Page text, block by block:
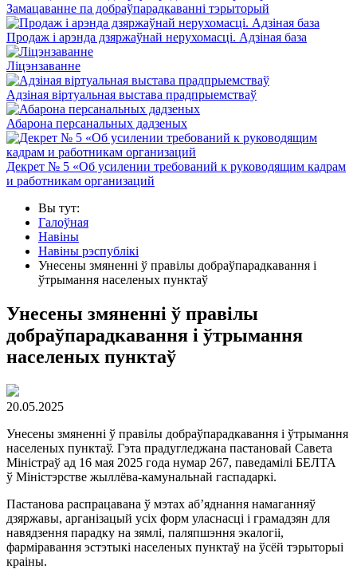
Замацаванне па добраўпарадкаванні тэрыторый
Продаж і арэнда дзяржаўнай нерухомасці. Адзіная база
Ліцэнзаванне
Адзіная віртуальная выстава прадпрыемстваў
Абарона персанальных дадзеных
Декрет № 5 «Об усилении требований к руководящим кадрам
и работникам организаций
Вы тут:
Галоўная
Навіны
Навіны рэспублікі
Унесены змяненні ў правілы добраўпарадкавання і
ўтрымання населеных пунктаў
Унесены змяненні ў правілы
добраўпарадкавання і ўтрымання
населеных пунктаў
20.05.2025
Унесены змяненні ў правілы добраўпарадкавання і ўтрымання
населеных пунктаў. Гэта прадугледжана пастановай Савета
Міністраў ад 16 мая 2025 года нумар 267, паведамілі БЕЛТА
ў Міністэрстве жыллёва-камунальнай гаспадаркі.
Пастанова распрацавана ў мэтах аб’яднання намаганняў
дзяржавы, арганізацый усіх форм уласнасці і грамадзян для
навядзення парадку на зямлі, паляпшэння экалогіі,
фарміравання эстэтыкі населеных пунктаў на ўсёй тэрыторыі
краіны.